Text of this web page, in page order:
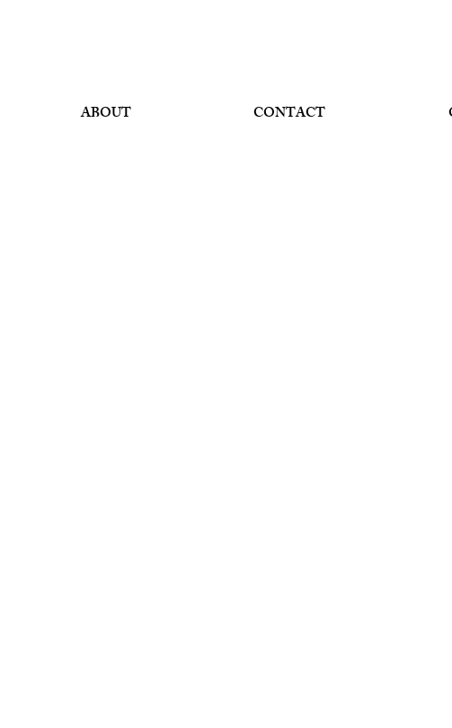
ABOUT CONTACT